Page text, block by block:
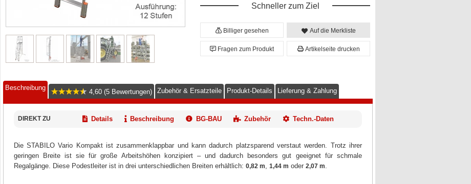
Schneller zum Ziel
Billiger gesehen Auf die Merkliste
Fragen zum Produkt Artikelseite drucken
Beschreibung
4,60 (5 Bewertungen) Zubehör & Ersatzteile Produkt-Details Lieferung & Zahlung
DIREKT ZU Details Beschreibung BG-BAU Zubehör Techn.-Daten
Die STABILO Vario Kompakt ist zusammenklappbar und kann dadurch platzsparend verstaut werden. Trotz ihrer
geringen Breite ist sie für große Arbeitshöhen konzipiert – und dadurch besonders gut geeignet für schmale
Regalgänge. Diese Podestleiter ist in drei unterschiedlichen Breiten erhältlich: 0,82 m 1,44 m oder 2,07 m